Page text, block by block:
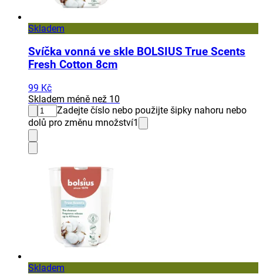
Skladem
Svíčka vonná ve skle BOLSIUS True Scents
Fresh Cotton 8cm
99 Kč
Skladem méně než 10
Zadejte číslo nebo použijte šipky nahoru nebo
dolů pro změnu množství1
Skladem